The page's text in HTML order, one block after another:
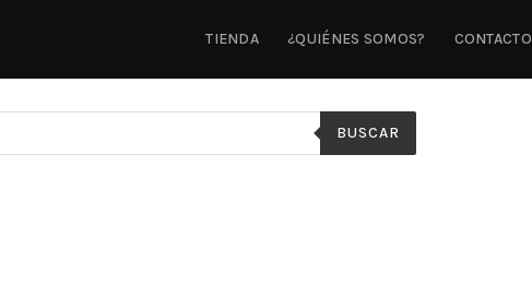
TIENDA ¿QUIÉNES SOMOS? CONTACTO
BUSCAR